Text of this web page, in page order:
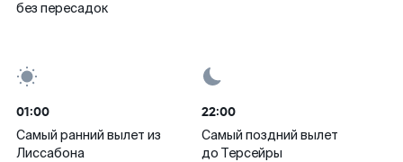
без пересадок
01:00
Самый ранний вылет из
Лиссабона
22:00
Самый поздний вылет
до Терсейры